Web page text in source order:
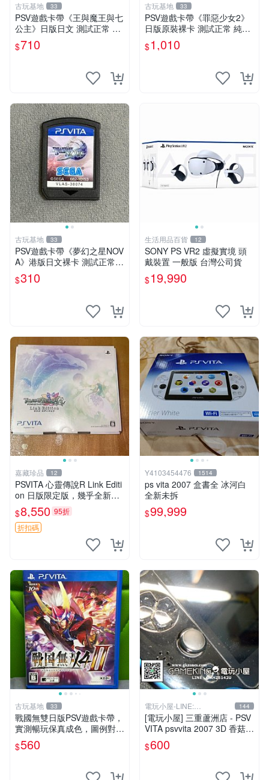
古玩基地 33
PSV遊戲卡帶《王與魔王與七
公主》日版日文 測試正常 成
色如圖 發貨即到手 新手必看
認真拍下 王與魔王與七公主
$710
古玩基地 33
PSV遊戲卡帶《罪惡少女2》
日版原裝裸卡 測試正常 純正
日文簡體字顯示 輸出機玩滌
限量嚴選 psv 卡帶 罕有游戲
$1,010
古玩基地 33
PSV遊戲卡帶《夢幻之星NOV
A》港版日文裸卡 測試正常
索尼專用 不退不換 卡帶遊戲
限量收藏 港版 游玩安心
$310
生活用品百貨 12
SONY PS VR2 虛擬實境 頭
戴裝置 一般版 台灣公司貨
$19,990
嘉藏珍品 12
PSVITA 心靈傳說R Link Editi
on 日版限定版，幾乎全新，
配件齊全，原裝包裝盒，說明
書，底座，掛件，布袋，卡都
在，游戲光盤已拆封但保存
$8,550 95折
折扣碼
Y4103454476 1514
ps vita 2007 盒書全 冰河白
全新未拆
$99,999
古玩基地 33
戰國無雙日版PSV遊戲卡帶，
實測暢玩保真成色，圖例對應
確保收貨，售出概不退換 戰
國無雙 PSV 日版 游戲 卡帶
$560
電玩小屋-LINE:
@AHZ5142U
144
[電玩小屋] 三重蘆洲店 - PSV
VITA psvvita 2007 3D 香菇
方向 類比 故障 [維修]
$600